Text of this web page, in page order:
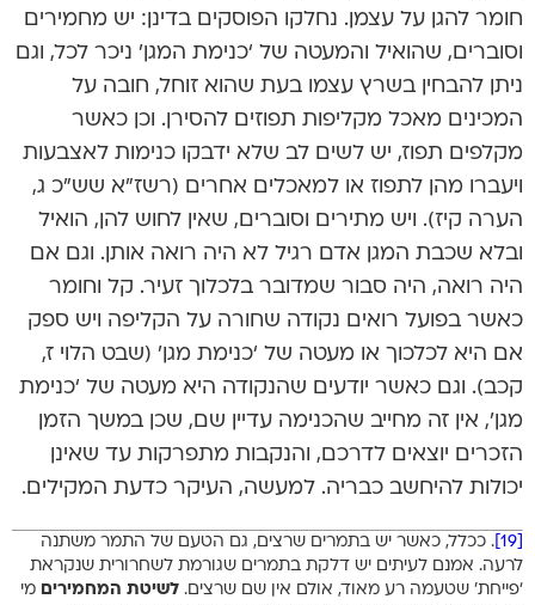
חומר להגן על עצמן. נחלקו הפוסקים בדינן: יש מחמירים
וסוברים, שהואיל והמעטה של ‘כנימת המגן’ ניכר לכל, וגם
ניתן להבחין בשרץ עצמו בעת שהוא זוחל, חובה על
המכינים מאכל מקליפות תפוזים להסירן. וכן כאשר
מקלפים תפוז, יש לשים לב שלא ידבקו כנימות לאצבעות
ויעברו מהן לתפוז או למאכלים אחרים (רשז”א שש”כ ג,
הערה קיז). ויש מתירים וסוברים, שאין לחוש להן, הואיל
ובלא שכבת המגן אדם רגיל לא היה רואה אותן. וגם אם
היה רואה, היה סבור שמדובר בלכלוך זעיר. קל וחומר
כאשר בפועל רואים נקודה שחורה על הקליפה ויש ספק
אם היא לכלכוך או מעטה של ‘כנימת מגן’ (שבט הלוי ז,
קכב). וגם כאשר יודעים שהנקודה היא מעטה של ‘כנימת
מגן’, אין זה מחייב שהכנימה עדיין שם, שכן במשך הזמן
הזכרים יוצאים לדרכם, והנקבות מתפרקות עד שאינן
יכולות להיחשב כבריה. למעשה, העיקר כדעת המקילים.
. ככלל, כאשר יש בתמרים שרצים, גם הטעם של התמר משתנה
לרעה. אמנם לעיתים יש דלקת בתמרים שגורמת לשחרורית שנקראת
‘פייחת’ שטעמה רע מאוד, אולם אין שם שרצים. לשיטת המחמירים מי